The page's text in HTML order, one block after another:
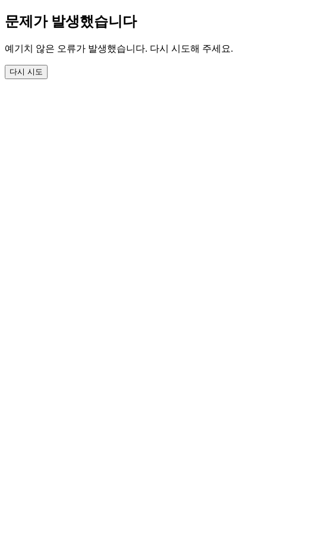
문제가 발생했습니다
예기치 않은 오류가 발생했습니다. 다시 시도해 주세요.
다시 시도